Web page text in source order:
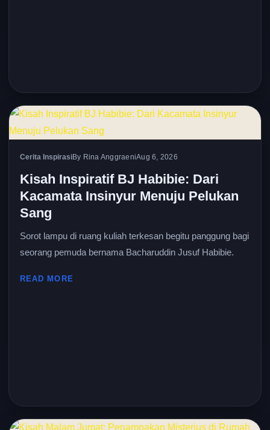
Cerita InspirasiBy Rina AnggraeniAug 6, 2026
Kisah Inspiratif BJ Habibie: Dari
Kacamata Insinyur Menuju Pelukan
Sang
Sorot lampu di ruang kuliah terkesan begitu panggung bagi
seorang pemuda bernama Bacharuddin Jusuf Habibie.
READ MORE